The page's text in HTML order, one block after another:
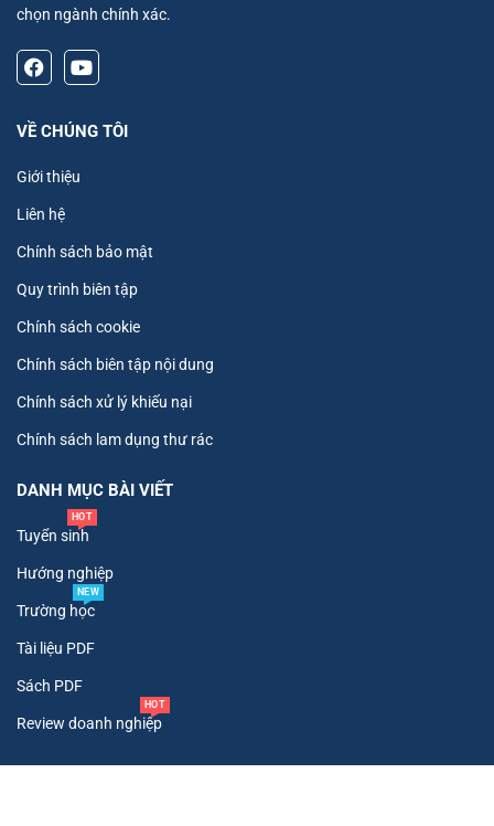
chọn ngành chính xác.
VỀ CHÚNG TÔI
Giới thiệu
Liên hệ
Chính sách bảo mật
Quy trình biên tập
Chính sách cookie
Chính sách biên tập nội dung
Chính sách xử lý khiếu nại
Chính sách lam dụng thư rác
DANH MỤC BÀI VIẾT
Tuyển sinh
HOT
Hướng nghiệp
Trường học
NEW
Tài liệu PDF
Sách PDF
Review doanh nghiệp
HOT